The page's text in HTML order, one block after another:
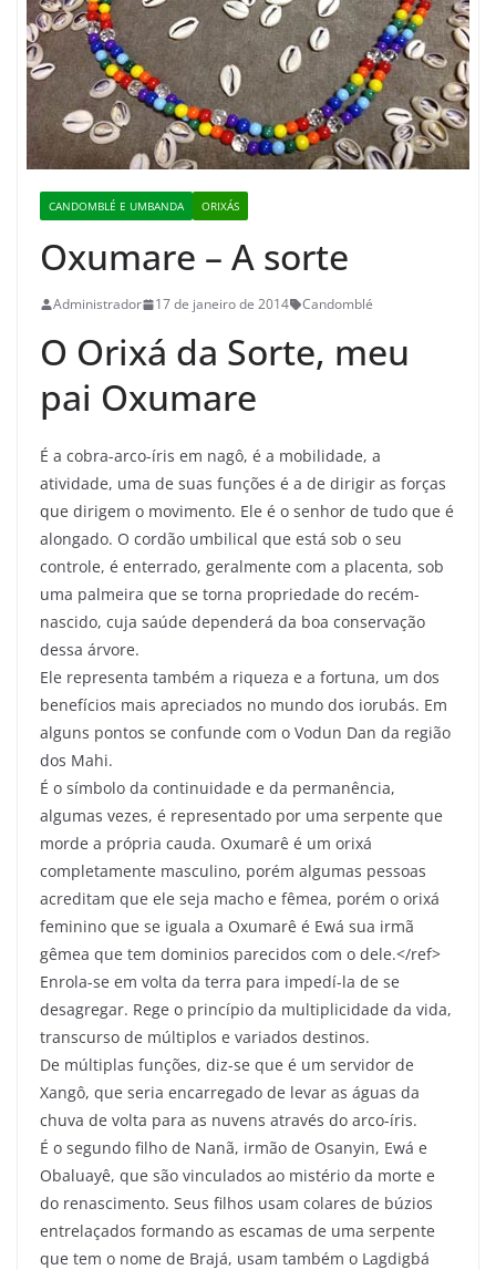
CANDOMBLÉ E UMBANDA ORIXÁS
Oxumare – A sorte
Administrador 17 de janeiro de 2014 Candomblé
O Orixá da Sorte, meu
pai Oxumare
É a cobra-arco-íris em nagô, é a mobilidade, a
atividade, uma de suas funções é a de dirigir as forças
que dirigem o movimento. Ele é o senhor de tudo que é
alongado. O cordão umbilical que está sob o seu
controle, é enterrado, geralmente com a placenta, sob
uma palmeira que se torna propriedade do recém-
nascido, cuja saúde dependerá da boa conservação
dessa árvore.
Ele representa também a riqueza e a fortuna, um dos
benefícios mais apreciados no mundo dos iorubás. Em
alguns pontos se confunde com o Vodun Dan da região
dos Mahi.
É o símbolo da continuidade e da permanência,
algumas vezes, é representado por uma serpente que
morde a própria cauda. Oxumarê é um orixá
completamente masculino, porém algumas pessoas
acreditam que ele seja macho e fêmea, porém o orixá
feminino que se iguala a Oxumarê é Ewá sua irmã
gêmea que tem dominios parecidos com o dele.</ref>
Enrola-se em volta da terra para impedí-la de se
desagregar. Rege o princípio da multiplicidade da vida,
transcurso de múltiplos e variados destinos.
De múltiplas funções, diz-se que é um servidor de
Xangô, que seria encarregado de levar as águas da
chuva de volta para as nuvens através do arco-íris.
É o segundo filho de Nanã, irmão de Osanyin, Ewá e
Obaluayê, que são vinculados ao mistério da morte e
do renascimento. Seus filhos usam colares de búzios
entrelaçados formando as escamas de uma serpente
que tem o nome de Brajá, usam também o Lagdigbá